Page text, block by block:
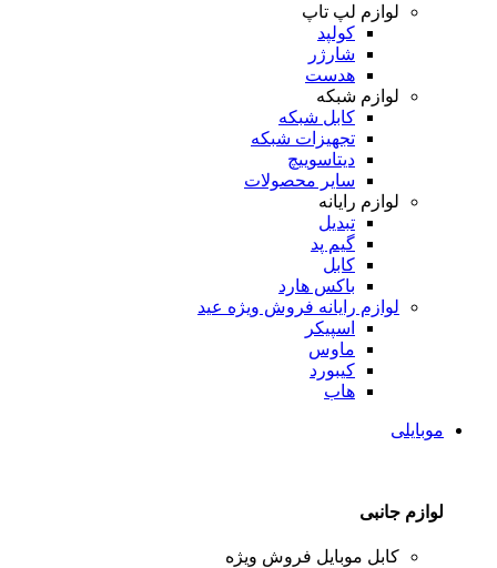
لوازم لپ تاپ
کولپد
شارژر
هدست
لوازم شبکه
کابل شبکه
تجهیزات شبکه
دیتاسوییچ
سایر محصولات
لوازم رایانه
تبدیل
گیم پد
کابل
باکس هارد
لوازم رایانه فروش ویژه عید
اسپیکر
ماوس
کیبورد
هاب
موبایلی
لوازم جانبی
کابل موبایل فروش ویژه